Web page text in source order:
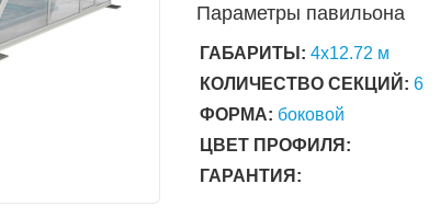
Параметры павильона
ГАБАРИТЫ: 4х12.72 м
КОЛИЧЕСТВО СЕКЦИЙ: 6
ФОРМА: боковой
ЦВЕТ ПРОФИЛЯ:
ГАРАНТИЯ: